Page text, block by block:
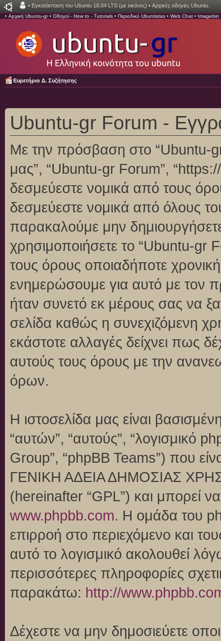
• Εγκατάσταση του Ubuntu 18.04 LTS (με εικόνες) • Αρχικές οδηγίες Ubuntu.
• Αρχική Ubuntu-gr• Οδηγοί - How to - Tutorials • Περιοδικό Ubuntistas • Web Chat • Imagebin
Ευρετήριο Δ. Συζήτησης
Ubuntu-gr Forum -
Με την πρόσβαση στο “Ubuntu-gr
μας”, “Ubuntu-gr Forum”,
δεσμεύεστε νομικά από τους
δεσμεύεστε νομικά από όλους
παρακαλούμε μην
χρησιμοποιήσετε το “Ubuntu-gr
τους όρους οποιαδήποτε
ενημερώσουμε για αυτό με τον
ήταν συνετό εκ μέρους σας να
σελίδα καθώς η συνεχιζόμενη
εκάστοτε αλλαγές δείχνει πως
αυτούς τους όρους με την
όρων.
Η ιστοσελίδα μας είναι
“αυτών”, “αυτούς”, “λογισμικό
Group”, “phpBB Teams”) που
ΓΕΝΙΚΗ ΑΔΕΙΑ ΔΗΜΟΣΙΑΣ
(hereinafter “GPL”) και μπορεί
www.phpbb.com. Η ομάδα του
επιρροή στο περιεχόμενο και
αυτό το λογισμικό ακολουθεί
περισσότερες πληροφορίες
παρακάτω: http://
Δέχεστε να μην δημοσιεύετε